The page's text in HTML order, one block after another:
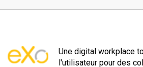
Une digital workplace
l'utilisateur pour des